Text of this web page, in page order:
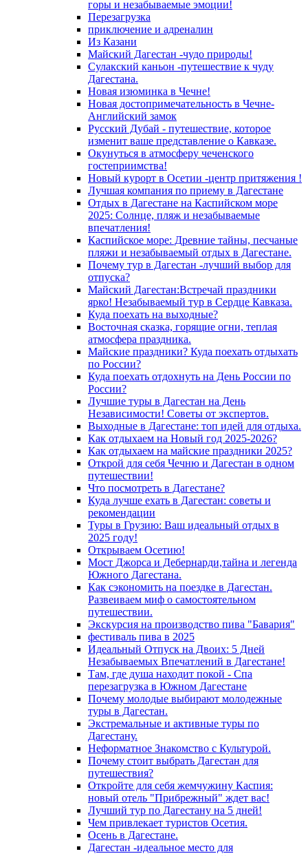
горы и незабываемые эмоции!
Перезагрузка
приключение и адреналин
Из Казани
Майский Дагестан -чудо природы!
Сулакский каньон -путешествие к чуду
Дагестана.
Новая изюминка в Чечне!
Новая достопримечательность в Чечне-
Английский замок
Русский Дубай - путешествие, которое
изменит ваше представление о Кавказе.
Окунуться в атмосферу чеченского
гостеприимства!
Новый курорт в Осетии -центр притяжения !
Лучшая компания по приему в Дагестане
Отдых в Дагестане на Каспийском море
2025: Солнце, пляж и незабываемые
впечатления!
Каспийское море: Древние тайны, песчаные
пляжи и незабываемый отдых в Дагестане.
Почему тур в Дагестан -лучший выбор для
отпуска?
Майский Дагестан:Встречай праздники
ярко! Незабываемый тур в Сердце Кавказа.
Куда поехать на выходные?
Восточная сказка, горящие огни, теплая
атмосфера праздника.
Майские праздники? Куда поехать отдыхать
по России?
Куда поехать отдохнуть на День России по
России?
Лучшие туры в Дагестан на День
Независимости! Советы от экспертов.
Выходные в Дагестане: топ идей для отдыха.
Как отдыхаем на Новый год 2025-2026?
Как отдыхаем на майские праздники 2025?
Открой для себя Чечню и Дагестан в одном
путешествии!
Что посмотреть в Дагестане?
Куда лучше ехать в Дагестан: советы и
рекомендации
Туры в Грузию: Ваш идеальный отдых в
2025 году!
Открываем Осетию!
Мост Джорса и Дебернарди,тайна и легенда
Южного Дагестана.
Как сэкономить на поездке в Дагестан.
Развеиваем миф о самостоятельном
путешествии.
Экскурсия на производство пива "Бавария"
фестиваль пива в 2025
Идеальный Отпуск на Двоих: 5 Дней
Незабываемых Впечатлений в Дагестане!
Там, где душа находит покой - Спа
перезагрузка в Южном Дагестане
Почему молодые выбирают молодежные
туры в Дагестан.
Экстремальные и активные туры по
Дагестану.
Неформатное Знакомство с Культурой.
Почему стоит выбрать Дагестан для
путешествия?
Откройте для себя жемчужину Каспия:
новый отель "Прибрежный" ждет вас!
Лучший тур по Дагестану на 5 дней!
Чем привлекает туристов Осетия.
Осень в Дагестане.
Дагестан -идеальное место для